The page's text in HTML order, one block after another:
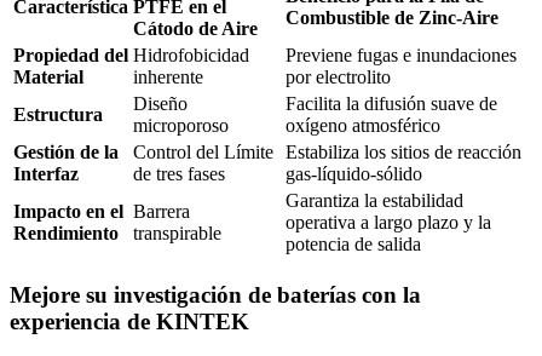
Característica PTFE en el
Cátodo de Aire
Combustible de Zinc-Aire
Propiedad del
Material
Hidrofobicidad
inherente
Previene fugas e inundaciones
por electrolito
Estructura
Diseño
microporoso
Facilita la difusión suave de
oxígeno atmosférico
Gestión de la
Interfaz
Control del Límite
de tres fases
Estabiliza los sitios de reacción
gas-líquido-sólido
Impacto en el
Rendimiento
Barrera
transpirable
Garantiza la estabilidad
operativa a largo plazo y la
potencia de salida
Mejore su investigación de baterías con la
experiencia de KINTEK